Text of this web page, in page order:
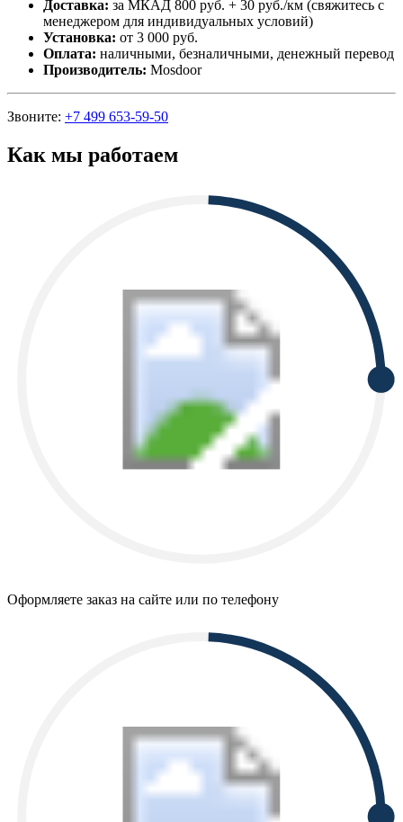
Доставка: за МКАД 800 руб. + 30 руб./км (свяжитесь с
менеджером для индивидуальных условий)
Установка: от 3 000 руб.
Оплата: наличными, безналичными, денежный перевод
Производитель: Mosdoor
Звоните: +7 499 653-59-50
Как мы работаем
Оформляете заказ на сайте или по телефону